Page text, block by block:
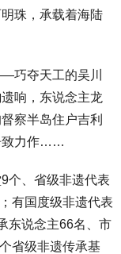
珠，承载着海陆
巧夺天工的吴川
响，东说念主龙
察半岛住户吉利
致力作……
个、省级非遗代表
有国度级非遗代表
东说念主66名、市
省级非遗传承基